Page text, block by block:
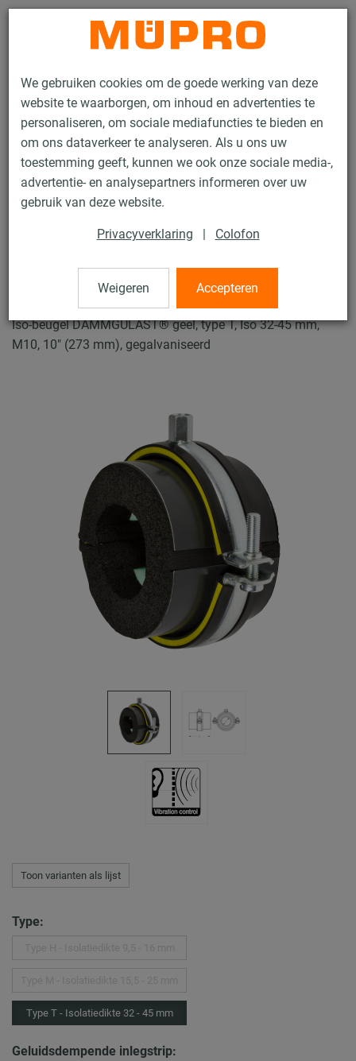
We gebruiken cookies om de goede werking van deze
website te waarborgen, om inhoud en advertenties te
personaliseren, om sociale mediafuncties te bieden en
om ons dataverkeer te analyseren. Als u ons uw
toestemming geeft, kunnen we ook onze sociale media-,
advertentie- en analysepartners informeren over uw
gebruik van deze website.
Privacyverklaring | Colofon
Weigeren Accepteren
Contact
Producten Bevestigingstechniek
Buisklemmen
ISO-Beugels Type H, M, T
ISO-Beugels Type H, M, T
Iso-beugel DÄMMGULAST® geel, type T, Iso 32-45 mm,
M10, 10" (273 mm), gegalvaniseerd
Toon varianten als lijst
Type:
Type T - Isolatiedikte 32 - 45 mm
Geluidsdempende inlegstrip: